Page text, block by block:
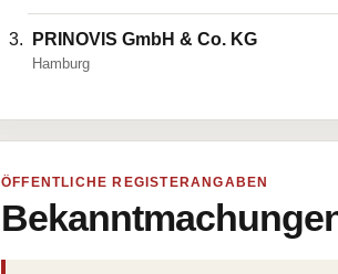
PRINOVIS GmbH & Co. KG
Hamburg
ÖFFENTLICHE REGISTERANGABEN